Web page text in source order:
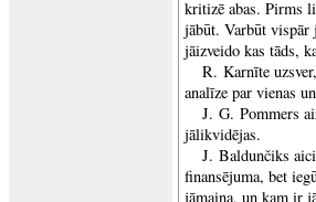
kritizē abas. Pirms
jābūt. Varbūt vispār
jāizveido kas tāds,
R. Karnīte
analīze par vienas
J. G. Pommers
jālikvidējas.
J. Baldunčiks
finansējuma, bet
jāmaina, un kam ir